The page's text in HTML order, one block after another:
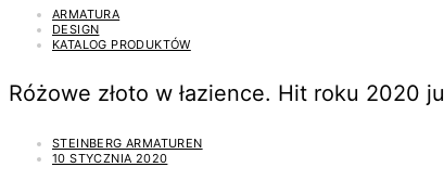
ARMATURA
DESIGN
KATALOG PRODUKTÓW
Różowe złoto w łazience. Hit roku 2020
STEINBERG ARMATUREN
10 STYCZNIA 2020